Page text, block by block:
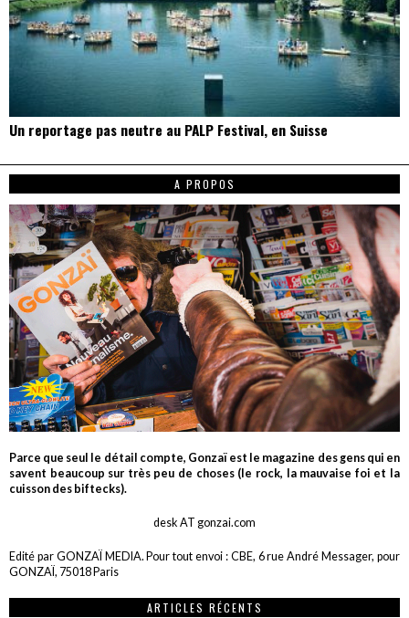
Un reportage pas neutre au PALP Festival, en Suisse
A PROPOS
Parce que seul le détail compte, Gonzaï est le magazine des gens qui en
savent beaucoup sur très peu de choses (le rock, la mauvaise foi et la
cuisson des biftecks).
desk AT gonzai.com
Edité par GONZAÏ MEDIA. Pour tout envoi : CBE, 6 rue André Messager, pour
GONZAÏ, 75018 Paris
ARTICLES RÉCENTS